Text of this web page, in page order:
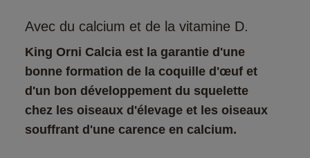
Avec du calcium et de la vitamine D.
King Orni Calcia est la garantie d'une
bonne formation de la coquille d'œuf et
d'un bon développement du squelette
chez les oiseaux d'élevage et les oiseaux
souffrant d'une carence en calcium.